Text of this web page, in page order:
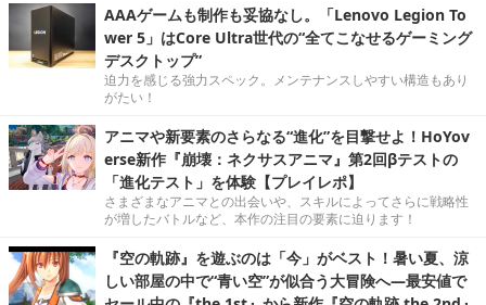
ゲームコマースの最前線ーXsolla特集
Xsollaの最新情報はこちらから！
wer 5」はCore Ultra世代の“全てこなせるゲーミング
デスクトップ”
迫力を感じる強力スペック。メンテナンスしやすい構造もあり
がたい！
erse新作『崩壊：ネクサスアニマ』第2回βテストの
「進化テスト」を体験【プレイレポ】